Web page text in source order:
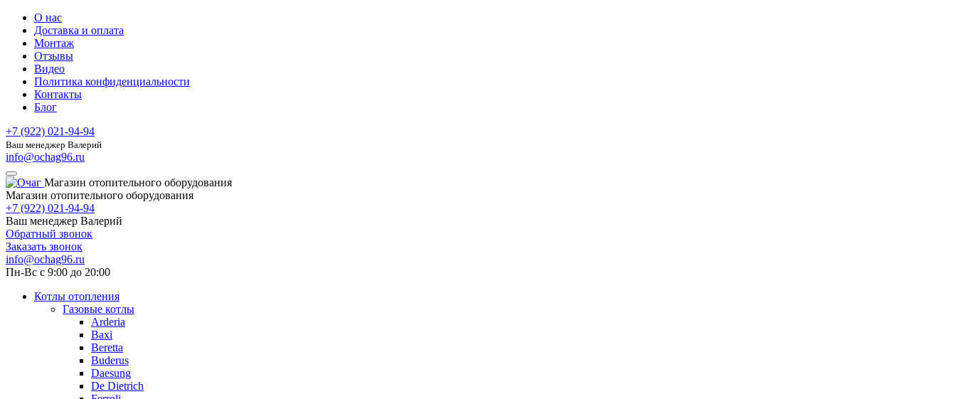
О нас
Доставка и оплата
Монтаж
Отзывы
Видео
Политика конфиденциальности
Контакты
Блог
+7 (922) 021-94-94
Ваш менеджер Валерий
info@ochag96.ru
Магазин отопительного оборудования
Магазин отопительного оборудования
+7 (922) 021-94-94
Ваш менеджер Валерий
Обратный звонок
Заказать звонок
info@ochag96.ru
Пн-Вс с 9:00 до 20:00
Котлы отопления
Газовые котлы
Arderia
Baxi
Beretta
Buderus
Daesung
De Dietrich